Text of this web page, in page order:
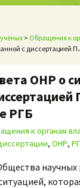
> Обращения к
с диссертацией
ОНР о
РГБ
к органам
, ОНР,
научных